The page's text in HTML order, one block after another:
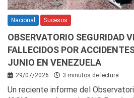
Nacional Sucesos
OBSERVATORIO SEGURIDAD
FALLECIDOS POR
JUNIO EN VENEZUELA
29/07/2026 3 minutos de lectura
Un reciente informe del